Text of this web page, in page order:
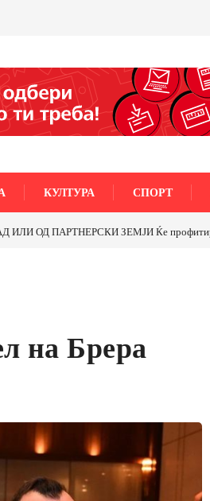
КУЛТУРА СПОРТ
ПАРТНЕРСКИ ЗЕМЈИ Ќе профитираме
на Брера